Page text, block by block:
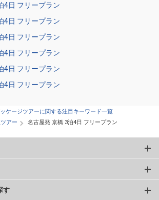
4日 フリープラン
4日 フリープラン
4日 フリープラン
4日 フリープラン
4日 フリープラン
4日 フリープラン
ケージツアーに関する注目キーワード一覧
アー
名古屋発 京橋 3泊4日 フリープラン
す